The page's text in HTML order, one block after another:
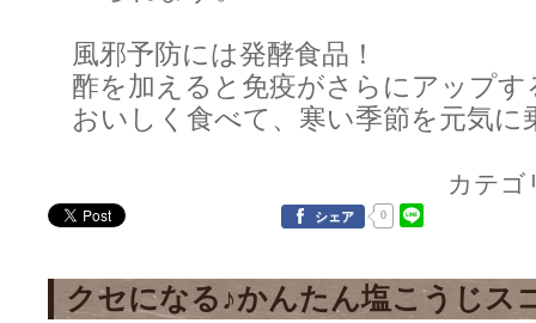
風邪予防には発酵食品！
酢を加えると免疫がさらにアップす
おいしく食べて、寒い季節を元気に
カテゴ
シェア 0
クセになる♪かんたん塩こうじス